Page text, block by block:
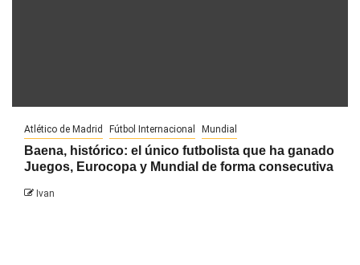
Atlético de Madrid Fútbol Internacional Mundial
Baena, histórico: el único futbolista que ha ganado
Juegos, Eurocopa y Mundial de forma consecutiva
Ivan